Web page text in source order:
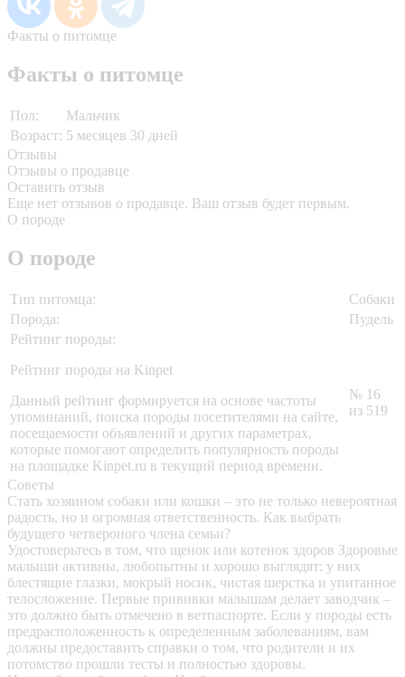
Факты о питомце
Факты о питомце
Пол:
Мальчик
Возраст: 5 месяцев 30 дней
Отзывы
Отзывы о продавце
Оставить отзыв
Еще нет отзывов о продавце. Ваш отзыв будет первым.
О породе
О породе
Тип питомца:
Собаки
Порода:
Пудель
Рейтинг породы:
Рейтинг породы на Kinpet
Данный рейтинг формируется на основе частоты
упоминаний, поиска породы посетителями на сайте,
посещаемости объявлений и других параметрах,
которые помогают определить популярность породы
на площадке Kinpet.ru в текущий период времени.
№ 16
из 519
Советы
Стать хозяином собаки или кошки – это не только невероятная
радость, но и огромная ответственность. Как выбрать
будущего четвероного члена семьи?
Удостоверьтесь в том, что щенок или котенок здоров Здоровые
малыши активны, любопытны и хорошо выглядят: у них
блестящие глазки, мокрый носик, чистая шерстка и упитанное
телосложение. Первые прививки малышам делает заводчик –
это должно быть отмечено в ветпаспорте. Если у породы есть
предрасположенность к определенным заболеваниям, вам
должны предоставить справки о том, что родители и их
потомство прошли тесты и полностью здоровы.